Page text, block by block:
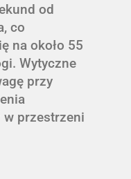
od
co
na około 55
Wytyczne
przy
w przestrzeni